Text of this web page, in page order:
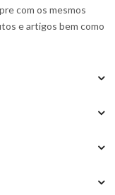
com os mesmos
e artigos bem como